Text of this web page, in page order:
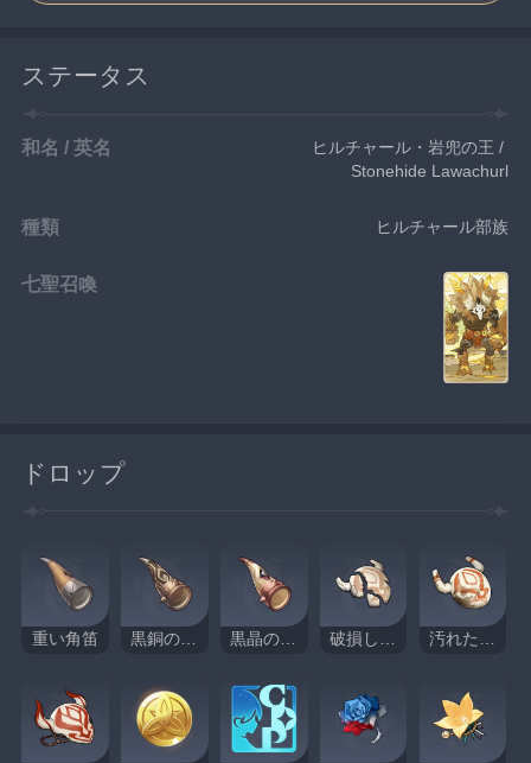
ステータス
和名 / 英名
ヒルチャール・岩兜の王 /
Stonehide Lawachurl
種類 ヒルチャール部族
七聖召喚
ドロップ
重い角笛 黒銅の角笛 黒晶の角笛 破損した仮面 汚れた仮面